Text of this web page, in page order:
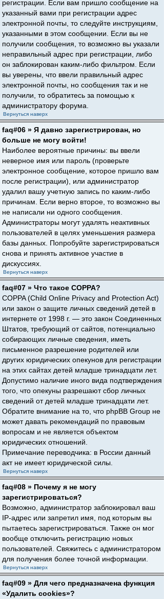
регистрации. Если вам пришло сообщение на
указанный вами при регистрации адрес
электронной почты, то следуйте инструкциям,
указанными в этом сообщении. Если вы не
получили сообщения, то возможно вы указали
неправильный адрес при регистрации, либо
он заблокирован каким-либо фильтром. Если
вы уверены, что ввели правильный адрес
электронной почты, но сообщения так и не
получили, то обратитесь за помощью к
администратору форума.
Вернуться наверх
faq#06 » Я давно зарегистрирован, но
больше не могу войти!
Наиболее вероятные причины: вы ввели
неверное имя или пароль (проверьте
электронное сообщение, которое пришло вам
после регистрации), или администратор
удалил вашу учетную запись по каким-либо
причинам. Если верно второе, то возможно вы
не написали ни одного сообщения.
Администраторы могут удалять неактивных
пользователей в целях уменьшения размера
базы данных. Попробуйте зарегистрироваться
снова и принять активное участие в
дискуссиях.
Вернуться наверх
faq#07 » Что такое COPPA?
COPPA (Child Online Privacy and Protection Act)
или закон о защите личных сведений детей в
интернете от 1998 г. — это закон Соединенных
Штатов, требующий от сайтов, потенциально
собирающих личные сведения, иметь
письменное разрешение родителей или
других юридических опекунов для регистрации
на этих сайтах детей младше тринадцати лет.
Допустимо наличие иного вида подтверждения
того, что опекуны разрешают сбор личных
сведений от детей младше тринадцати лет.
Обратите внимание на то, что phpBB Group не
может давать рекомендаций по правовым
вопросам и не является объектом
юридических отношений.
Примечание переводчика: в России данный
акт не имеет юридической силы.
Вернуться наверх
faq#08 » Почему я не могу
зарегистрироваться?
Возможно, администратор заблокировал ваш
IP-адрес или запретил имя, под которым вы
пытаетесь зарегистрироваться. Также он мог
вообще отключить регистрацию новых
пользователей. Свяжитесь с администратором
для получения более точной информации.
Вернуться наверх
faq#09 » Для чего предназначена функция
«Удалить cookies»?